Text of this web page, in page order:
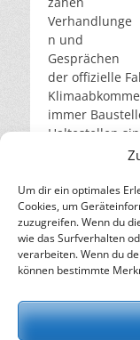
Um dir ein optimales
Cookies, um
zuzugreifen. Wenn du
wie das Surfverhalten
verarbeiten. Wenn du
können bestimmte
Verhandlunge
n und
Gesprächen
der offizielle
immer
Haltestellen
Energienin
weiterlesen…
– Energie für
Nachhaltigkeit,
Erneuerbare